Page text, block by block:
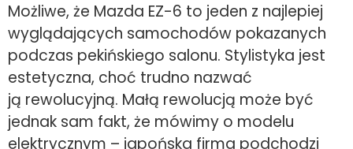
Możliwe, że Mazda EZ-6 to jeden z najlepiej
wyglądających samochodów pokazanych
podczas pekińskiego salonu. Stylistyka jest
estetyczna, choć trudno nazwać
ją rewolucyjną. Małą rewolucją może być
jednak sam fakt, że mówimy o modelu
elektrycznym – japońska firma podchodzi